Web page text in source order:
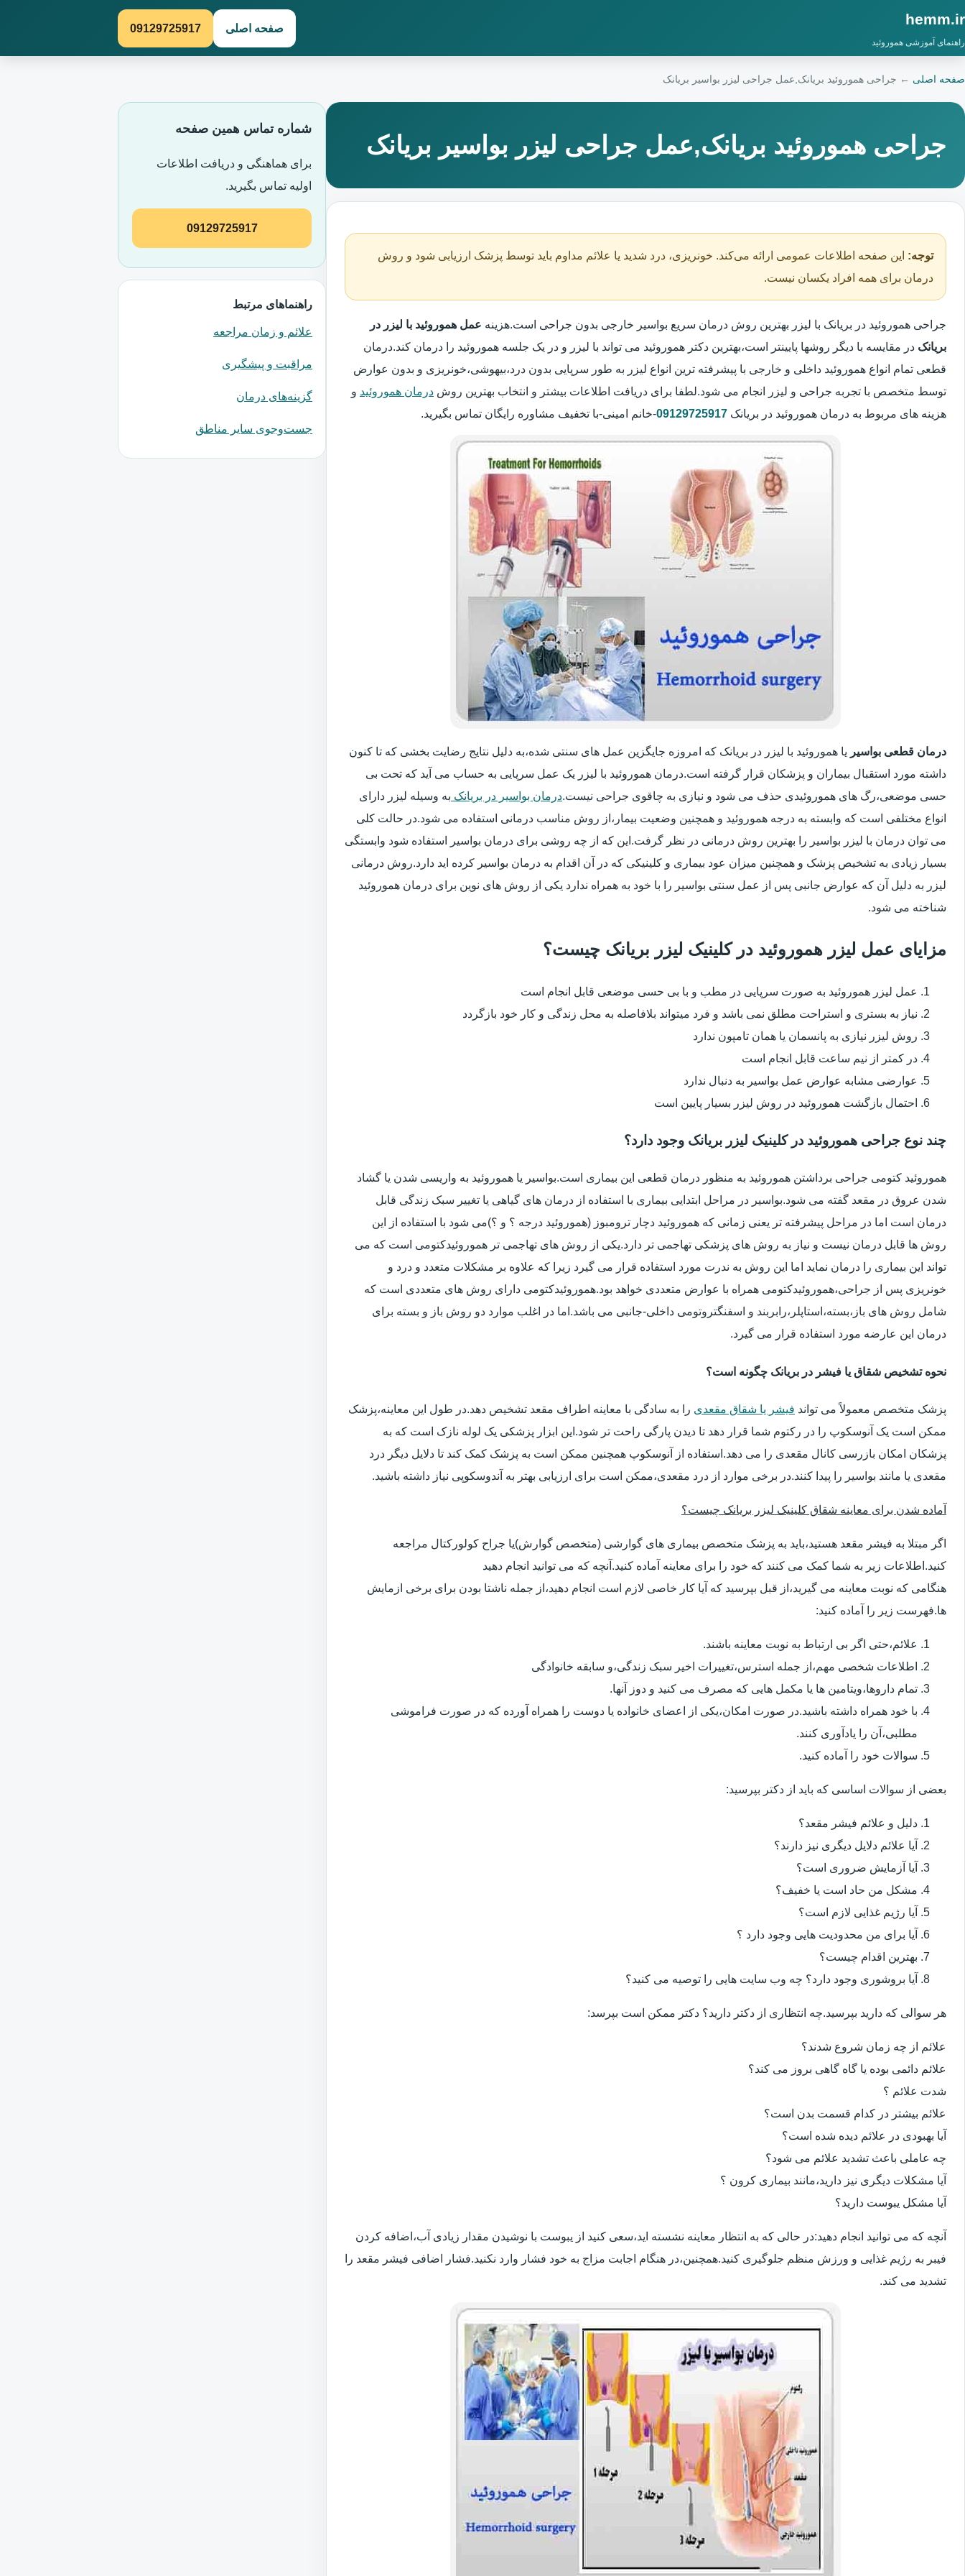
hemm.ir
راهنمای آموزشی هموروئید
صفحه اصلی 09129725917
صفحه اصلی ← جراحی هموروئید بریانک,عمل جراحی لیزر بواسیر بریانک
جراحی هموروئید بریانک,عمل جراحی لیزر بواسیر بریانک
توجه: این صفحه اطلاعات عمومی ارائه می‌کند. خونریزی، درد شدید یا علائم مداوم باید توسط پزشک ارزیابی شود و روش
درمان برای همه افراد یکسان نیست.
جراحی هموروئید در بریانک با لیزر بهترین روش درمان سریع بواسیر خارجی بدون جراحی است.هزینه عمل هموروئید با لیزر در
بریانک در مقایسه با دیگر روشها پایینتر است،بهترین دکتر هموروئید می تواند با لیزر و در یک جلسه هموروئید را درمان کند.درمان
قطعی تمام انواع هموروئید داخلی و خارجی با پیشرفته ترین انواع لیزر به طور سرپایی بدون درد،بیهوشی،خونریزی و بدون عوارض
توسط متخصص با تجربه جراحی و لیزر انجام می شود.لطفا برای دریافت اطلاعات بیشتر و انتخاب بهترین روش درمان هموروئید و
هزینه های مربوط به درمان هموروئید در بریانک 09129725917-خانم امینی-با تخفیف مشاوره رایگان تماس بگیرید.
درمان قطعی بواسیر یا هموروئید با لیزر در بریانک که امروزه جایگزین عمل های سنتی شده،به دلیل نتایج رضایت بخشی که تا کنون
داشته مورد استقبال بیماران و پزشکان قرار گرفته است.درمان هموروئید با لیزر یک عمل سرپایی به حساب می آید که تحت بی
حسی موضعی،رگ های هموروئیدی حذف می شود و نیازی به چاقوی جراحی نیست.درمان بواسیر در بریانک به وسیله لیزر دارای
انواع مختلفی است که وابسته به درجه هموروئید و همچنین وضعیت بیمار،از روش مناسب درمانی استفاده می شود.در حالت کلی
می توان درمان با لیزر بواسیر را بهترین روش درمانی در نظر گرفت.این که از چه روشی برای درمان بواسیر استفاده شود وابستگی
بسیار زیادی به تشخیص پزشک و همچنین میزان عود بیماری و کلینیکی که در آن اقدام به درمان بواسیر کرده اید دارد.روش درمانی
لیزر به دلیل آن که عوارض جانبی پس از عمل سنتی بواسیر را با خود به همراه ندارد یکی از روش های نوین برای درمان هموروئید
شناخته می شود.
مزایای عمل لیزر هموروئید در کلینیک لیزر بریانک چیست؟
عمل لیزر هموروئید به صورت سرپایی در مطب و با بی حسی موضعی قابل انجام است
نیاز به بستری و استراحت مطلق نمی باشد و فرد میتواند بلافاصله به محل زندگی و کار خود بازگردد
روش لیزر نیازی به پانسمان یا همان تامپون ندارد
در کمتر از نیم ساعت قابل انجام است
عوارضی مشابه عوارض عمل بواسیر به دنبال ندارد
احتمال بازگشت هموروئید در روش لیزر بسیار پایین است
چند نوع جراحی هموروئید در کلینیک لیزر بریانک وجود دارد؟
هموروئید کتومی جراحی برداشتن هموروئید به منظور درمان قطعی این بیماری است.بواسیر یا هموروئید به واریسی شدن یا گشاد
شدن عروق در مقعد گفته می شود.بواسیر در مراحل ابتدایی بیماری با استفاده از درمان های گیاهی یا تغییر سبک زندگی قابل
درمان است اما در مراحل پیشرفته تر یعنی زمانی که هموروئید دچار ترومبوز (هموروئید درجه ؟ و ؟)می شود با استفاده از این
روش ها قابل درمان نیست و نیاز به روش های پزشکی تهاجمی تر دارد.یکی از روش های تهاجمی تر هموروئیدکتومی است که می
تواند این بیماری را درمان نماید اما این روش به ندرت مورد استفاده قرار می گیرد زیرا که علاوه بر مشکلات متعدد و درد و
خونریزی پس از جراحی،هموروئیدکتومی همراه با عوارض متعددی خواهد بود.هموروئیدکتومی دارای روش های متعددی است که
شامل روش های باز،بسته،استاپلر،رابربند و اسفنگتروتومی داخلی-جانبی می باشد.اما در اغلب موارد دو روش باز و بسته برای
درمان این عارضه مورد استفاده قرار می گیرد.
نحوه تشخیص شقاق یا فیشر در بریانک چگونه است؟
پزشک متخصص معمولاً می تواند فیشر یا شقاق مقعدی را به سادگی با معاینه اطراف مقعد تشخیص دهد.در طول این معاینه،پزشک
ممکن است یک آنوسکوپ را در رکتوم شما قرار دهد تا دیدن پارگی راحت تر شود.این ابزار پزشکی یک لوله نازک است که به
پزشکان امکان بازرسی کانال مقعدی را می دهد.استفاده از آنوسکوپ همچنین ممکن است به پزشک کمک کند تا دلایل دیگر درد
مقعدی یا مانند بواسیر را پیدا کنند.در برخی موارد از درد مقعدی،ممکن است برای ارزیابی بهتر به آندوسکوپی نیاز داشته باشید.
آماده شدن برای معاینه شقاق کلینیک لیزر بریانک چیست؟
اگر مبتلا به فیشر مقعد هستید،باید به پزشک متخصص بیماری های گوارشی (متخصص گوارش)یا جراح کولورکتال مراجعه
کنید.اطلاعات زیر به شما کمک می کنند که خود را برای معاینه آماده کنید.آنچه که می توانید انجام دهید
هنگامی که نوبت معاینه می گیرید،از قبل بپرسید که آیا کار خاصی لازم است انجام دهید،از جمله ناشتا بودن برای برخی ازمایش
ها.فهرست زیر را آماده کنید:
علائم،حتی اگر بی ارتباط به نوبت معاینه باشند.
اطلاعات شخصی مهم،از جمله استرس،تغییرات اخیر سبک زندگی،و سابقه خانوادگی
تمام داروها،ویتامین ها یا مکمل هایی که مصرف می کنید و دوز آنها.
با خود همراه داشته باشید.در صورت امکان،یکی از اعضای خانواده یا دوست را همراه آورده که در صورت فراموشی
مطلبی،آن را یادآوری کنند.
سوالات خود را آماده کنید.
بعضی از سوالات اساسی که باید از دکتر بپرسید:
دلیل و علائم فیشر مقعد؟
آیا علائم دلایل دیگری نیز دارند؟
آیا آزمایش ضروری است؟
مشکل من حاد است یا خفیف؟
آیا رژیم غذایی لازم است؟
آیا برای من محدودیت هایی وجود دارد ؟
بهترین اقدام چیست؟
آیا بروشوری وجود دارد؟ چه وب سایت هایی را توصیه می کنید؟
هر سوالی که دارید بپرسید.چه انتظاری از دکتر دارید؟ دکتر ممکن است بپرسد:
علائم از چه زمان شروع شدند؟
علائم دائمی بوده یا گاه گاهی بروز می کند؟
شدت علائم ؟
علائم بیشتر در کدام قسمت بدن است؟
آیا بهبودی در علائم دیده شده است؟
چه عاملی باعث تشدید علائم می شود؟
آیا مشکلات دیگری نیز دارید،مانند بیماری کرون ؟
آیا مشکل یبوست دارید؟
آنچه که می توانید انجام دهید:در حالی که به انتظار معاینه نشسته اید،سعی کنید از یبوست با نوشیدن مقدار زیادی آب،اضافه کردن
فیبر به رژیم غذایی و ورزش منظم جلوگیری کنید.همچنین،در هنگام اجابت مزاج به خود فشار وارد نکنید.فشار اضافی فیشر مقعد را
تشدید می کند.
شماره تماس همین صفحه
برای هماهنگی و دریافت اطلاعات
اولیه تماس بگیرید.
09129725917
راهنماهای مرتبط
علائم و زمان مراجعه
مراقبت و پیشگیری
گزینه‌های درمان
جست‌وجوی سایر مناطق